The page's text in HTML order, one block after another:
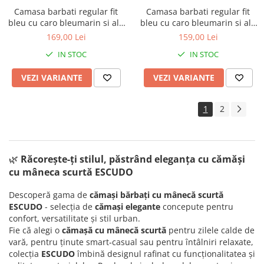
Camasa barbati regular fit
bleu cu caro bleumarin si alb
cu maneca scurta - 2XL-3XL
169,00 Lei
IN STOC
VEZI VARIANTE
Camasa barbati regular fit
bleu cu caro bleumarin si alb
cu maneca scurta
159,00 Lei
IN STOC
VEZI VARIANTE
1 2
🌿 Răcorește-ți stilul, păstrând eleganța cu cămăși
cu mâneca scurtă ESCUDO
Descoperă gama de cămași bărbați cu mânecă scurtă
ESCUDO - selecția de cămași elegante concepute pentru
confort, versatilitate și stil urban.
Fie că alegi o cămașă cu mânecă scurtă pentru zilele calde de
vară, pentru ținute smart‑casual sau pentru întâlniri relaxate,
colecția ESCUDOîmbină designul rafinat cu funcționalitatea și